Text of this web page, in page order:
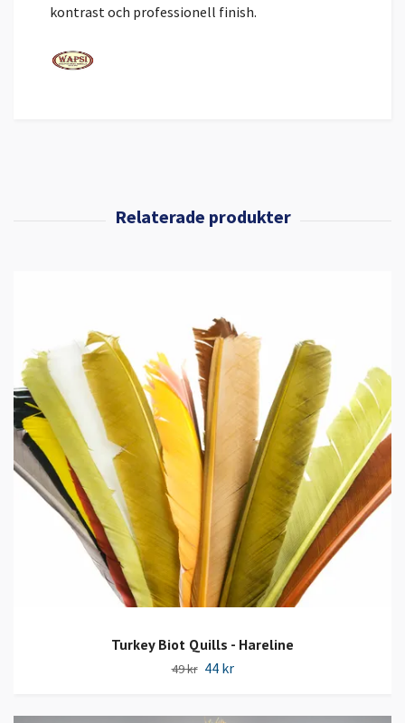
kontrast och professionell finish.
Turkey Biot Quills - Hareline
49 kr 44 kr